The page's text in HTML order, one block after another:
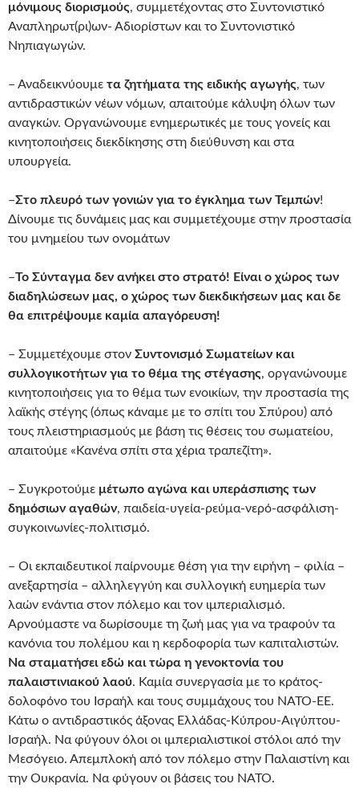
μόνιμους διορισμούς, συμμετέχοντας στο Συντονιστικό
Αναπληρωτ(ρι)ων- Αδιορίστων και το Συντονιστικό
Νηπιαγωγών.
– Αναδεικνύουμε τα ζητήματα της ειδικής αγωγής, των
αντιδραστικών νέων νόμων, απαιτούμε κάλυψη όλων των
αναγκών. Οργανώνουμε ενημερωτικές με τους γονείς και
κινητοποιήσεις διεκδίκησης στη διεύθυνση και στα
υπουργεία.
–Στο πλευρό των γονιών για το έγκλημα των Τεμπών!
Δίνουμε τις δυνάμεις μας και συμμετέχουμε στην προστασία
του μνημείου των ονομάτων
–Το Σύνταγμα δεν ανήκει στο στρατό! Είναι ο χώρος των
διαδηλώσεων μας, ο χώρος των διεκδικήσεων μας και δε
θα επιτρέψουμε καμία απαγόρευση!
– Συμμετέχουμε στον Συντονισμό Σωματείων και
συλλογικοτήτων για το θέμα της στέγασης, οργανώνουμε
κινητοποιήσεις για το θέμα των ενοικίων, την προστασία της
λαϊκής στέγης (όπως κάναμε με το σπίτι του Σπύρου) από
τους πλειστηριασμούς με βάση τις θέσεις του σωματείου,
απαιτούμε «Κανένα σπίτι στα χέρια τραπεζίτη».
– Συγκροτούμε μέτωπο αγώνα και υπεράσπισης των
δημόσιων αγαθών, παιδεία-υγεία-ρεύμα-νερό-ασφάλιση-
συγκοινωνίες-πολιτισμό.
– Οι εκπαιδευτικοί παίρνουμε θέση για την ειρήνη – φιλία –
ανεξαρτησία – αλληλεγγύη και συλλογική ευημερία των
λαών ενάντια στον πόλεμο και τον ιμπεριαλισμό.
Αρνούμαστε να δωρίσουμε τη ζωή μας για να τραφούν τα
κανόνια του πολέμου και η κερδοφορία των καπιταλιστών.
Να σταματήσει εδώ και τώρα η γενοκτονία του
παλαιστινιακού λαού. Καμία συνεργασία με το κράτος-
δολοφόνο του Ισραήλ και τους συμμάχους του ΝΑΤΟ-ΕΕ.
Κάτω ο αντιδραστικός άξονας Ελλάδας-Κύπρου-Αιγύπτου-
Ισραήλ. Να φύγουν όλοι οι ιμπεριαλιστικοί στόλοι από την
Μεσόγειο. Απεμπλοκή από τον πόλεμο στην Παλαιστίνη και
την Ουκρανία. Να φύγουν οι βάσεις του ΝΑΤΟ.